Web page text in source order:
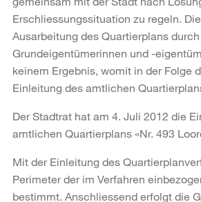
Erschliessungssituation zu regeln.
Ausarbeitung des Quartierplans
Grundeigentümerinnen und -
keinem Ergebnis, womit in der Folge
Einleitung des amtlichen
Der Stadtrat hat am 4. Juli 2012 die
amtlichen Quartierplans «Nr. 493
Mit der Einleitung des
Perimeter der im Verfahren
bestimmt. Anschliessend erfolgt die